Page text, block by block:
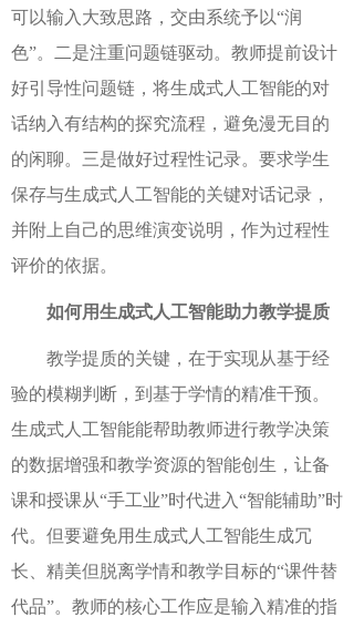
可以输入大致思路，交由系统予以“润
色”。二是注重问题链驱动。教师提前设计
好引导性问题链，将生成式人工智能的对
话纳入有结构的探究流程，避免漫无目的
的闲聊。三是做好过程性记录。要求学生
保存与生成式人工智能的关键对话记录，
并附上自己的思维演变说明，作为过程性
评价的依据。
如何用生成式人工智能助力教学提质
教学提质的关键，在于实现从基于经
验的模糊判断，到基于学情的精准干预。
生成式人工智能能帮助教师进行教学决策
的数据增强和教学资源的智能创生，让备
课和授课从“手工业”时代进入“智能辅助”时
代。但要避免用生成式人工智能生成冗
长、精美但脱离学情和教学目标的“课件替
代品”。教师的核心工作应是输入精准的指